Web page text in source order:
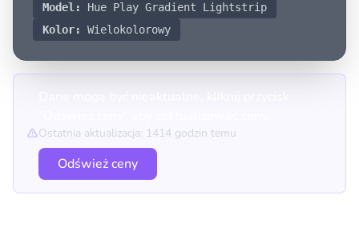
Model:
Hue Play Gradient Lightstrip
Kolor:
Wielokolorowy
Ostatnia aktualizacja: 1414 godzin temu
Odśwież ceny